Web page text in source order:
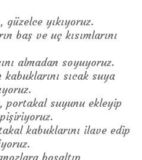
yıkıyoruz.
baş ve uç kısımlarını
almadan soyuyoruz.
sıcak suya
portakal suyunu ekleyip
kabuklarını ilave edip